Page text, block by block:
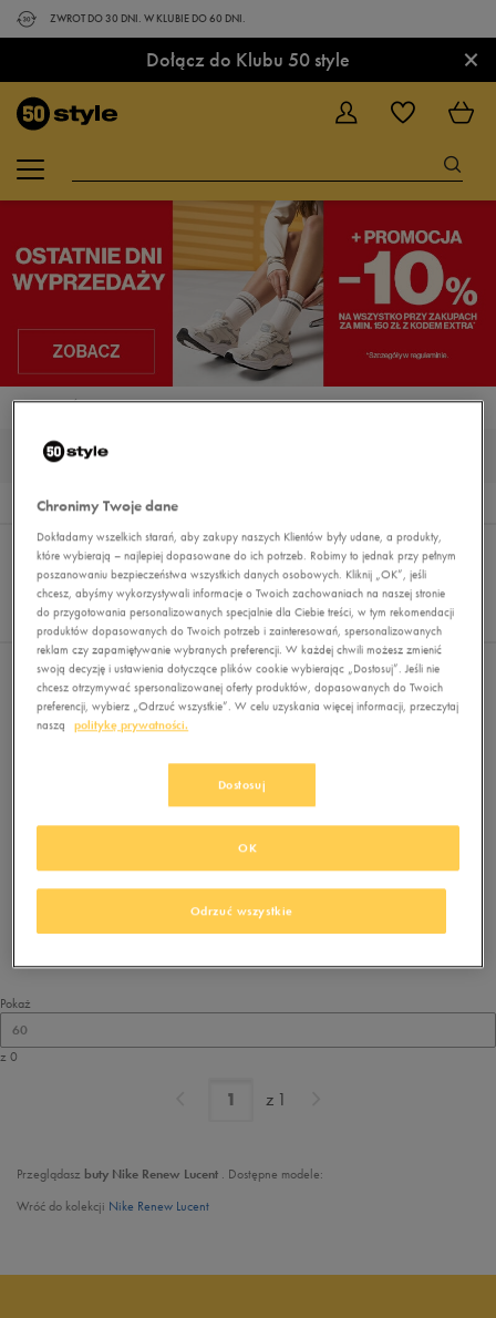
ZWROT DO 30 DNI. W KLUBIE DO 60 DNI.
Dołącz do Klubu 50 style ×
STRONA GŁÓWNA NIKE RENEW LUCENT
0
Wyników
Sortuj:
REKOMENDOWANE
FILTRUJ
Pokaż
60
z 0
Nie wybrano filtrów
Brak produktów do wyświetlenia
Zmień kryteria wyszukiwania lub
usuń wybrane filtry
Pokaż
60
z 0
z 1
Przeglądasz buty Nike Renew Lucent . Dostępne modele:
Wróć do kolekcji Nike Renew Lucent
Chronimy Twoje dane
Dokładamy wszelkich starań, aby zakupy naszych Klientów były udane, a produkty,
które wybierają – najlepiej dopasowane do ich potrzeb. Robimy to jednak przy pełnym
poszanowaniu bezpieczeństwa wszystkich danych osobowych. Kliknij „OK”, jeśli
chcesz, abyśmy wykorzystywali informacje o Twoich zachowaniach na naszej stronie
do przygotowania personalizowanych specjalnie dla Ciebie treści, w tym rekomendacji
produktów dopasowanych do Twoich potrzeb i zainteresowań, spersonalizowanych
reklam czy zapamiętywanie wybranych preferencji. W każdej chwili możesz zmienić
swoją decyzję i ustawienia dotyczące plików cookie wybierając „Dostosuj”. Jeśli nie
chcesz otrzymywać spersonalizowanej oferty produktów, dopasowanych do Twoich
preferencji, wybierz „Odrzuć wszystkie”. W celu uzyskania więcej informacji, przeczytaj
naszą
politykę prywatności.
Dostosuj
Odrzuć wszystkie
OK